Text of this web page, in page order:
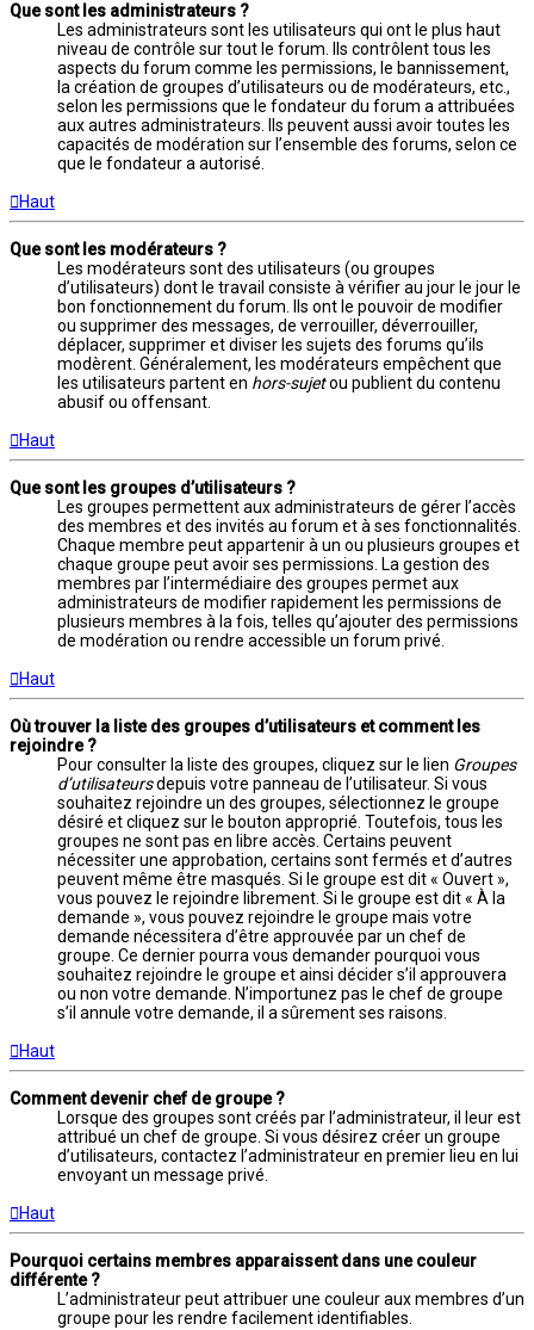
Que sont les administrateurs ?
Les administrateurs sont les utilisateurs qui ont le plus haut
niveau de contrôle sur tout le forum. Ils contrôlent tous les
aspects du forum comme les permissions, le bannissement,
la création de groupes d’utilisateurs ou de modérateurs, etc.,
selon les permissions que le fondateur du forum a attribuées
aux autres administrateurs. Ils peuvent aussi avoir toutes les
capacités de modération sur l’ensemble des forums, selon ce
que le fondateur a autorisé.
Haut
Que sont les modérateurs ?
Les modérateurs sont des utilisateurs (ou groupes
d’utilisateurs) dont le travail consiste à vérifier au jour le jour le
bon fonctionnement du forum. Ils ont le pouvoir de modifier
ou supprimer des messages, de verrouiller, déverrouiller,
déplacer, supprimer et diviser les sujets des forums qu’ils
modèrent. Généralement, les modérateurs empêchent que
les utilisateurs partent en hors-sujetou publient du contenu
abusif ou offensant.
Haut
Que sont les groupes d’utilisateurs ?
Les groupes permettent aux administrateurs de gérer l’accès
des membres et des invités au forum et à ses fonctionnalités.
Chaque membre peut appartenir à un ou plusieurs groupes et
chaque groupe peut avoir ses permissions. La gestion des
membres par l’intermédiaire des groupes permet aux
administrateurs de modifier rapidement les permissions de
plusieurs membres à la fois, telles qu’ajouter des permissions
de modération ou rendre accessible un forum privé.
Haut
Où trouver la liste des groupes d’utilisateurs et comment les
rejoindre ?
Pour consulter la liste des groupes, cliquez sur le lien Groupes
d’utilisateursdepuis votre panneau de l’utilisateur. Si vous
souhaitez rejoindre un des groupes, sélectionnez le groupe
désiré et cliquez sur le bouton approprié. Toutefois, tous les
groupes ne sont pas en libre accès. Certains peuvent
nécessiter une approbation, certains sont fermés et d’autres
peuvent même être masqués. Si le groupe est dit « Ouvert »,
vous pouvez le rejoindre librement. Si le groupe est dit « À la
demande », vous pouvez rejoindre le groupe mais votre
demande nécessitera d’être approuvée par un chef de
groupe. Ce dernier pourra vous demander pourquoi vous
souhaitez rejoindre le groupe et ainsi décider s’il approuvera
ou non votre demande. N’importunez pas le chef de groupe
s’il annule votre demande, il a sûrement ses raisons.
Haut
Comment devenir chef de groupe ?
Lorsque des groupes sont créés par l’administrateur, il leur est
attribué un chef de groupe. Si vous désirez créer un groupe
d’utilisateurs, contactez l’administrateur en premier lieu en lui
envoyant un message privé.
Haut
Pourquoi certains membres apparaissent dans une couleur
différente ?
L’administrateur peut attribuer une couleur aux membres d’un
groupe pour les rendre facilement identifiables.